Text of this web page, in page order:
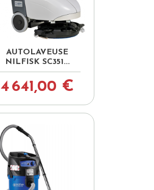
Aperçu rapide
AUTOLAVEUSE
NILFISK SC351...
4 641,00 €